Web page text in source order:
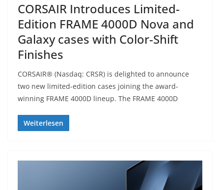
CORSAIR Introduces Limited-
Edition FRAME 4000D Nova and
Galaxy cases with Color-Shift
Finishes
CORSAIR® (Nasdaq: CRSR) is delighted to announce
two new limited-edition cases joining the award-
winning FRAME 4000D lineup. The FRAME 4000D
Weiterlesen